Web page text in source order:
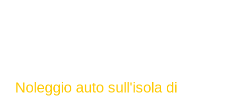
Noleggio auto sull'isola di